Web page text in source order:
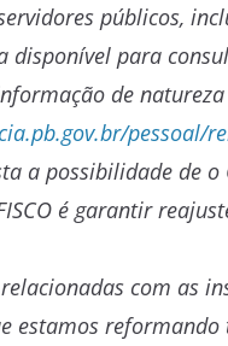
públicos,
disponível para
de
pessoal/
a possibilidade de
é garantir
com as
estamos